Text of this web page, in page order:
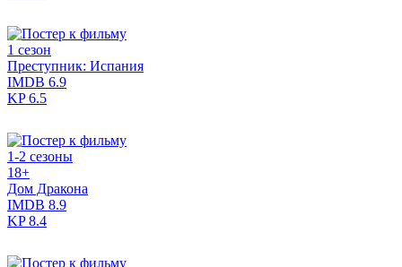
1 сезон
Преступник: Испания
IMDB 6.9
KP6.5
1-2 сезоны
18+
Дом Дракона
IMDB 8.9
KP8.4